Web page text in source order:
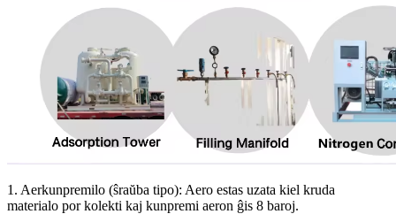
1. Aerkunpremilo (ŝraŭba tipo): Aero estas uzata kiel kruda
materialo por kolekti kaj kunpremi aeron ĝis 8 baroj.